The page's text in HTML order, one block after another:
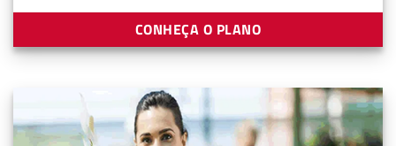
CONHEÇA O PLANO